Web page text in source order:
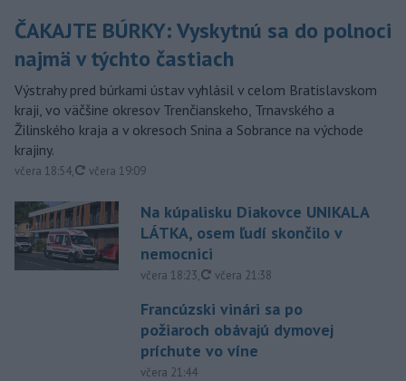
ČAKAJTE BÚRKY: Vyskytnú sa do polnoci
najmä v týchto častiach
Výstrahy pred búrkami ústav vyhlásil v celom Bratislavskom
kraji, vo väčšine okresov Trenčianskeho, Trnavského a
Žilinského kraja a v okresoch Snina a Sobrance na východe
krajiny.
včera 18:54, aktualizované
včera 19:09
Na kúpalisku Diakovce UNIKALA
LÁTKA, osem ľudí skončilo v
nemocnici
včera 18:23, aktualizované
včera 21:38
Francúzski vinári sa po
požiaroch obávajú dymovej
príchute vo víne
včera 21:44